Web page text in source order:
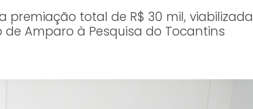
premiação total de R$ 30 mil, viabilizada
Amparo à Pesquisa do Tocantins